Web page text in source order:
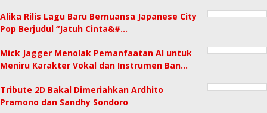
Alika Rilis Lagu Baru Bernuansa Japanese City
Pop Berjudul “Jatuh Cinta&#…
Mick Jagger Menolak Pemanfaatan AI untuk
Meniru Karakter Vokal dan Instrumen Ban…
Tribute 2D Bakal Dimeriahkan Ardhito
Pramono dan Sandhy Sondoro